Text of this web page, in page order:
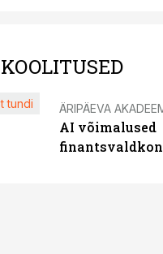
tundi ÄRIPÄEVA
AI võimalused